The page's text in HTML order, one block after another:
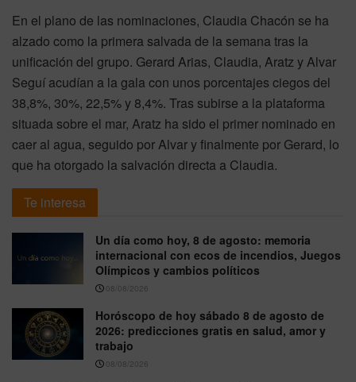
En el plano de las nominaciones, Claudia Chacón se ha
alzado como la primera salvada de la semana tras la
unificación del grupo. Gerard Arias, Claudia, Aratz y Alvar
Seguí acudían a la gala con unos porcentajes ciegos del
38,8%, 30%, 22,5% y 8,4%. Tras subirse a la plataforma
situada sobre el mar, Aratz ha sido el primer nominado en
caer al agua, seguido por Alvar y finalmente por Gerard, lo
que ha otorgado la salvación directa a Claudia.
Te interesa
Un día como hoy, 8 de agosto: memoria
internacional con ecos de incendios, Juegos
Olímpicos y cambios políticos
08/08/2026
Horóscopo de hoy sábado 8 de agosto de
2026: predicciones gratis en salud, amor y
trabajo
08/08/2026